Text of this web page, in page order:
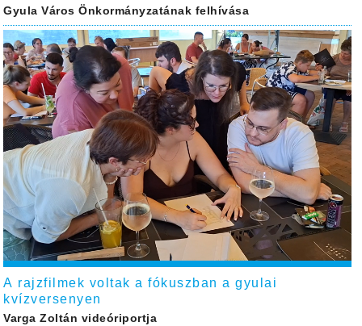
Gyula Város Önkormányzatának felhívása
A rajzfilmek voltak a fókuszban a gyulai
kvízversenyen
Varga Zoltán videóriportja